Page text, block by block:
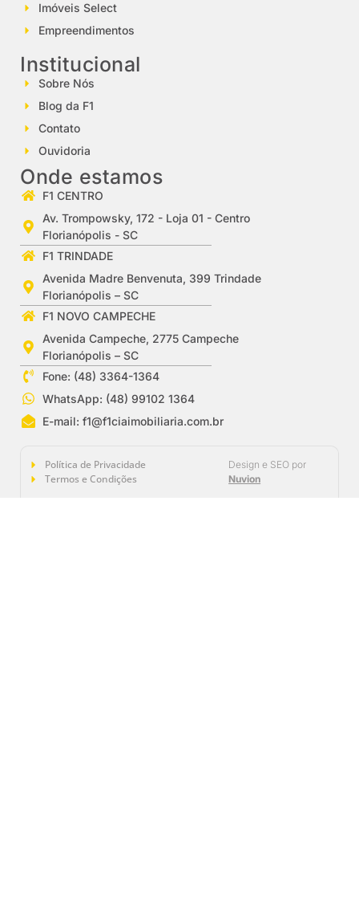
Imóveis Select
Empreendimentos
Institucional
Sobre Nós
Blog da F1
Contato
Ouvidoria
Onde estamos
F1 CENTRO
Av. Trompowsky, 172 - Loja 01 - Centro
Florianópolis - SC
F1 TRINDADE
Avenida Madre Benvenuta, 399 Trindade
Florianópolis – SC
F1 NOVO CAMPECHE
Avenida Campeche, 2775 Campeche
Florianópolis – SC
Fone: (48) 3364-1364
WhatsApp: (48) 99102 1364
E-mail:f1@f1ciaimobiliaria.com.br
Política de Privacidade
Termos e Condições
Design e SEO por
Nuvion